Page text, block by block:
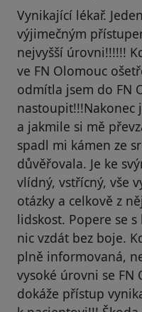
Vynikající lékař.
výjimečným
nejvyšší úrovni!!!!!!
ve FN Olomouc
odmítla jsem do FN
nastoupit!!!Nakonec
a jakmile si mě
spadl mi kámen ze
důvěřovala. Je ke
vlídný, vstřícný, vše
otázky a celkově z
lidskost. Popere se
nic vzdát bez boje.
plně informovaná,
vysoké úrovni se FN
dokáže přístup